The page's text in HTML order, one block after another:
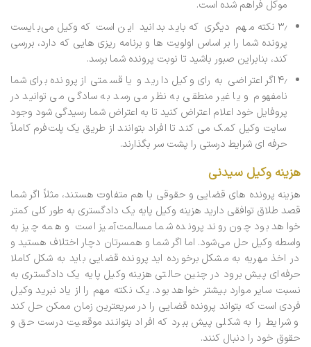
موکل فراهم شده است.
۳٫نکته مهم دیگری که باید بدانید این است که وکیل می‌بایست
پرونده شما را بر اساس اولویت ها و برنامه ریزی هایی که دارد، بررسی
کند، بنابراین صبور باشید تا نوبت پرونده شما برسد.
۴٫اگر اعتراضی به رای وکیل دارید و یا قسمتی از پرونده برای شما
نامفهوم و یا غیر منطقی به نظر می رسد به سادگی می توانید در
پروفایل خود اعلام اعتراض کنید تا به اعتراض شما رسیدگی شود وجود
سایت وکیل کمک می کند تا افراد بتوانند از طریق یک پلت‌فرم کاملاً
حرفه ای شرایط درستی را پشت سر بگذارند.
هزینه وکیل سیدنی
هزینه پرونده های قضایی و حقوقی با هم متفاوت هستند، مثلاً اگر شما
قصد طلاق توافقی دارید هزینه وکیل پایه یک دادگستری به طور کلی کمتر
خواهد بود چون روند پرونده شما مسالمت‌آمیز است و همه چیز به
واسطه وکیل حل می‌شود. اما اگر شما و همسرتان دچار اختلاف هستید و
در اخذ مهریه به مشکل برخورده اید پرونده قضایی باید به شکل کاملا
حرفه‌ای پیش برود در چنین حالتی هزینه وکیل پایه یک دادگستری به
نسبت سایر موارد بیشتر خواهد بود. یک نکته مهم را از یاد نبرید وکیل
فردی است که بتواند پرونده قضایی را در سریعترین زمان ممکن حل کند
و شرایط را به شکلی پیش ببرد که افراد بتوانند موقعیت درست حق و
حقوق خود را دنبال کنند.